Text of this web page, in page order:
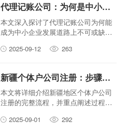
代理记账公司：为何是中小企业不可或缺的伙伴？
本文深入探讨了代理记账公司为何能
成为中小企业发展道路上不可或缺的
税合规、成本节约及专业服务等方面
2025-09-12 263
新疆个体户公司注册：步骤与关键注意事项
本文将详细介绍新疆地区个体户公司
注册的完整流程，并重点阐述过程中
利完成公司注册。
2025-09-01 292